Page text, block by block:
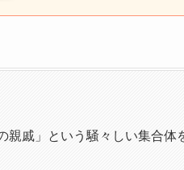
親戚」という騒々しい集合体